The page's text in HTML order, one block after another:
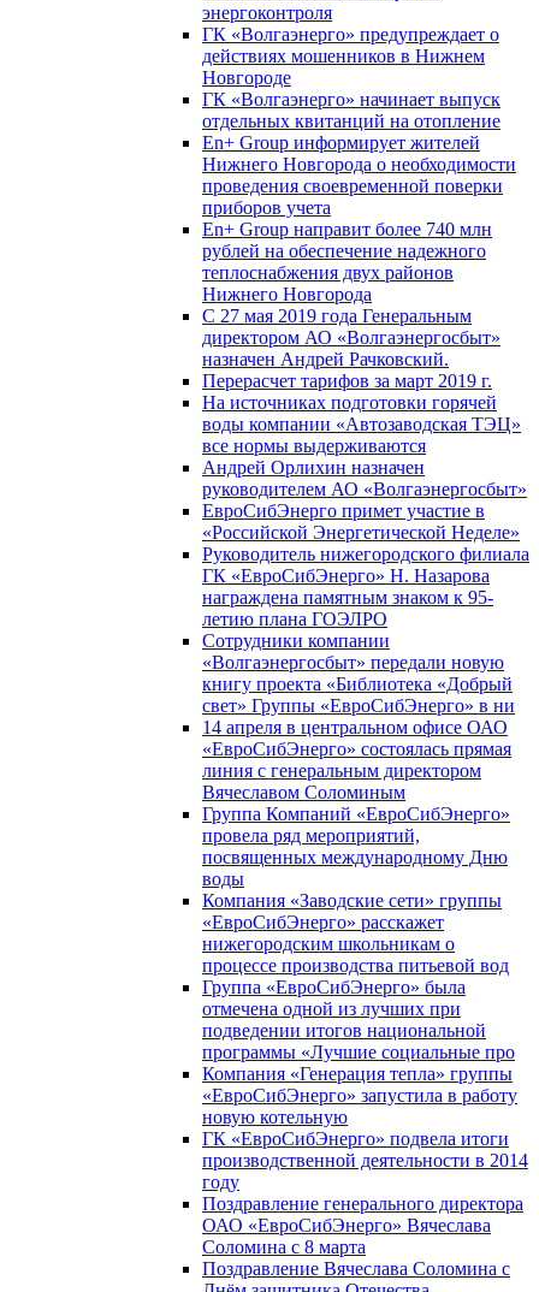
энергоконтроля
ГК «Волгаэнерго» предупреждает о
действиях мошенников в Нижнем
Новгороде
ГК «Волгаэнерго» начинает выпуск
отдельных квитанций на отопление
En+ Group информирует жителей
Нижнего Новгорода о необходимости
проведения своевременной поверки
приборов учета
En+ Group направит более 740 млн
рублей на обеспечение надежного
теплоснабжения двух районов
Нижнего Новгорода
С 27 мая 2019 года Генеральным
директором АО «Волгаэнергосбыт»
назначен Андрей Рачковский.
Перерасчет тарифов за март 2019 г.
На источниках подготовки горячей
воды компании «Автозаводская ТЭЦ»
все нормы выдерживаются
Андрей Орлихин назначен
руководителем АО «Волгаэнергосбыт»
ЕвроСибЭнерго примет участие в
«Российской Энергетической Неделе»
Руководитель нижегородского филиала
ГК «ЕвроСибЭнерго» Н. Назарова
награждена памятным знаком к 95-
летию плана ГОЭЛРО
Сотрудники компании
«Волгаэнергосбыт» передали новую
книгу проекта «Библиотека «Добрый
свет» Группы «ЕвроСибЭнерго» в ни
14 апреля в центральном офисе ОАО
«ЕвроСибЭнерго» состоялась прямая
линия с генеральным директором
Вячеславом Соломиным
Группа Компаний «ЕвроСибЭнерго»
провела ряд мероприятий,
посвященных международному Дню
воды
Компания «Заводские сети» группы
«ЕвроСибЭнерго» расскажет
нижегородским школьникам о
процессе производства питьевой вод
Группа «ЕвроСибЭнерго» была
отмечена одной из лучших при
подведении итогов национальной
программы «Лучшие социальные про
Компания «Генерация тепла» группы
«ЕвроСибЭнерго» запустила в работу
новую котельную
ГК «ЕвроСибЭнерго» подвела итоги
производственной деятельности в 2014
году
Поздравление генерального директора
ОАО «ЕвроСибЭнерго» Вячеслава
Соломина с 8 марта
Поздравление Вячеслава Соломина с